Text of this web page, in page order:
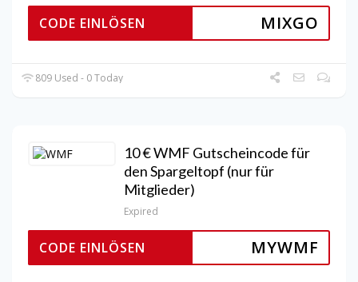
MIXGO
CODE EINLÖSEN
809 Used - 0 Today
10 € WMF Gutscheincode für
den Spargeltopf (nur für
Mitglieder)
Expired
MYWMF
CODE EINLÖSEN